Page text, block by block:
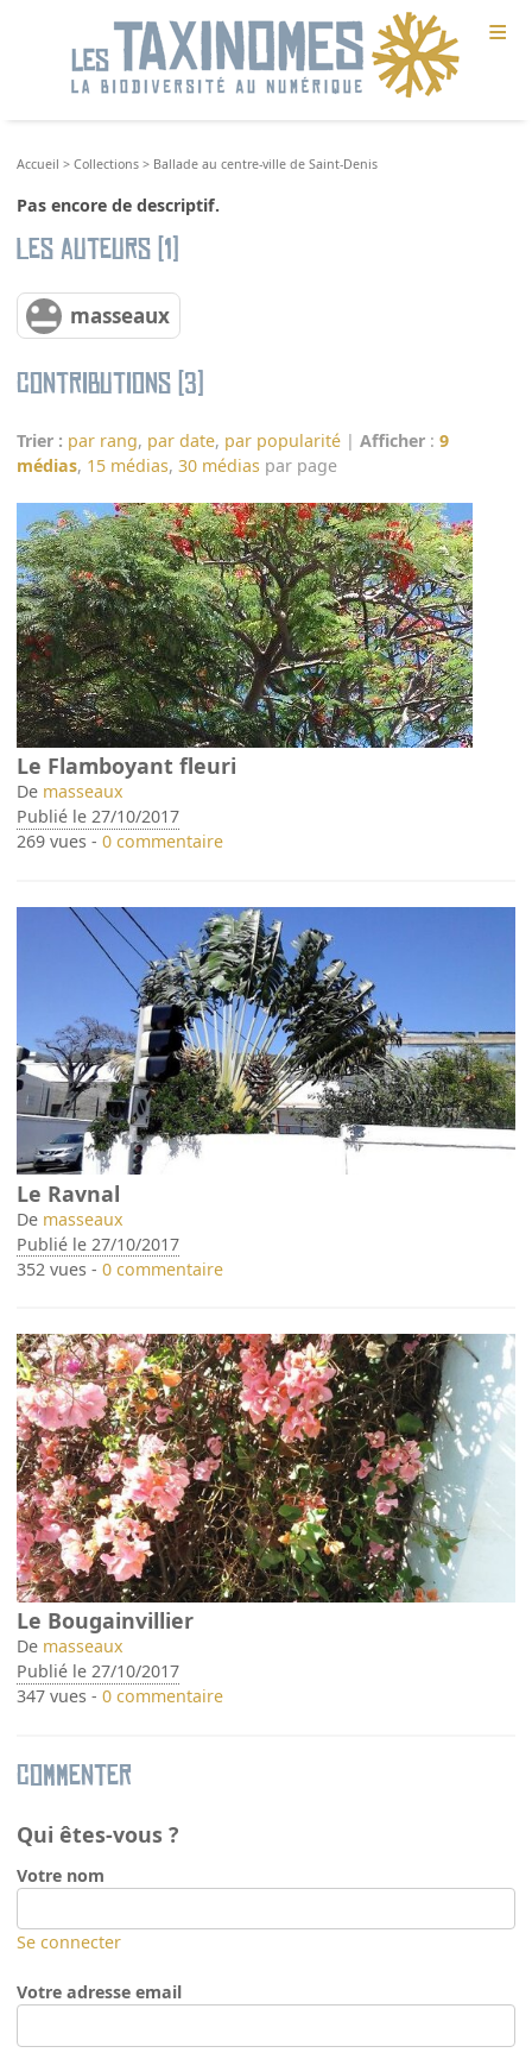
≡
Accueil >Collections > Ballade au centre-ville de Saint-Denis
Pas encore de descriptif.
Les auteurs (1)
masseaux
Contributions (3)
Trier : par rang, par date, par popularité |Afficher :9
médias, 15 médias,30 médias par page
Le Flamboyant fleuri
De masseaux
Publié le 27/10/2017
269 vues -0 commentaire
Le Ravnal
De masseaux
Publié le 27/10/2017
352 vues -0 commentaire
Le Bougainvillier
De masseaux
Publié le 27/10/2017
347 vues -0 commentaire
Commenter
Qui êtes-vous ?
Votre nom
Se connecter
Votre adresse email